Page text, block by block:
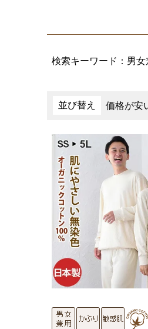
検索キーワード：男女
並び替え 価格が安